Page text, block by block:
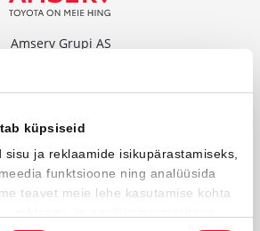
küpsiseid
sisu ja reklaamide isikupärastamiseks,
funktsioone ning analüüsida
teavet meie lehe kasutamise kohta
Amserv Grupi AS
Amserv Auto OÜ
tee 14, Rae vald 75312
reg. nr: 10000018
www.amservauto.ee